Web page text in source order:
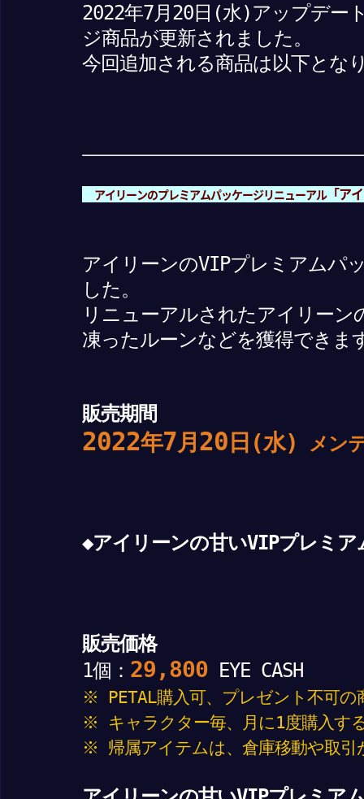
2022年7月20日(水)アップデー
ジ商品が更新されました。
今回追加される商品は以下とな
アイリーンのプレミアムパッケージリニューアル「ア
アイリーンのVIPプレミアムパ
した。
リニューアルされたアイリーン
凍ったルーンなどを獲得できま
販売期間
2022年7月 20 日(水) メン
◆アイリーンの甘いVIPプレミア
販売価格
1個： 29,800 EYE CASH
※ PETAL購入可、プレゼント不可の
※ キャラクター毎、月に1度購入す
※ 帰属アイテムは、倉庫移動や取引